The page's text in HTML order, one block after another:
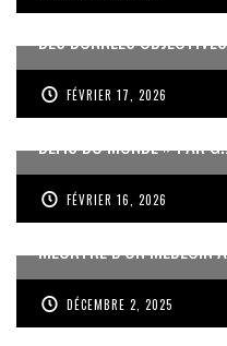
DES DONNÉES
FÉVRIER 17, 2026
« UN GOSIER FIER, FORT
DÉFIS DU MONDE » PAR
FÉVRIER 16, 2026
MEURTRE D’UN MÉDECIN
DÉCEMBRE 2, 2025